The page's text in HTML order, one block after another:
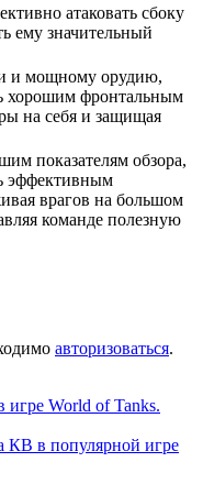
атаковать сбоку
ему значительный
и мощному орудию,
хорошим фронтальным
на себя и защищая
показателям обзора,
эффективным
врагов на большом
команде полезную
авторизоваться.
World of Tanks.
КВ в популярной игре